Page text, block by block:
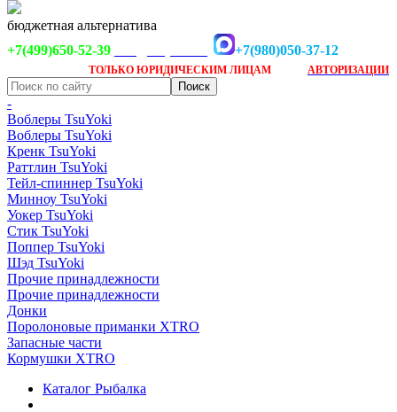
бюджетная альтернатива
+7(499)650-52-39
+7(980)050-37-12
ТОЛЬКО ЮРИДИЧЕСКИМ ЛИЦАМ АВТОРИЗАЦИИ
-
Воблеры TsuYoki
Воблеры TsuYoki
Кренк TsuYoki
Раттлин TsuYoki
Тейл-спиннер TsuYoki
Минноу TsuYoki
Уокер TsuYoki
Стик TsuYoki
Поппер TsuYoki
Шэд TsuYoki
Прочие принадлежности
Прочие принадлежности
Донки
Поролоновые приманки XTRO
Запасные части
Кормушки XTRO
Каталог Рыбалка